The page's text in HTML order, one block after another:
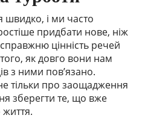
швидко, і ми часто
придбати нове, ніж
цінність речей
як довго вони нам
з ними пов’язано.
тільки про заощадження
зберегти те, що вже